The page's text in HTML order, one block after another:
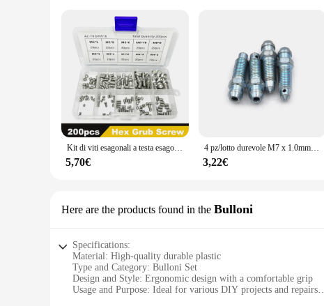
Kit di viti esagonali a testa esagonale con esagono incassato da 200 pezzi viti di fissaggio senza testa a testa esagonale interna in acciaio inossidabile 304 per maniglia della porta
5,70€
4 pz/lotto durevole M7 x 1.0mm moto bici freno pinza freno acciaio spurgo vite capezzolo
3,22€
Here are the products found in the Bulloni
Specifications:
Material: High-quality durable plastic
Type and Category: Bulloni Set
Design and Style: Ergonomic design with a comfortable grip
Usage and Purpose: Ideal for various DIY projects and repairs